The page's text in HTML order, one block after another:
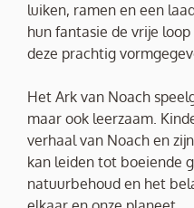
luiken, ramen en een
hun fantasie de vrije
deze prachtig
Het Ark van Noach
maar ook leerzaam.
verhaal van Noach en
kan leiden tot boeiende
natuurbehoud en het